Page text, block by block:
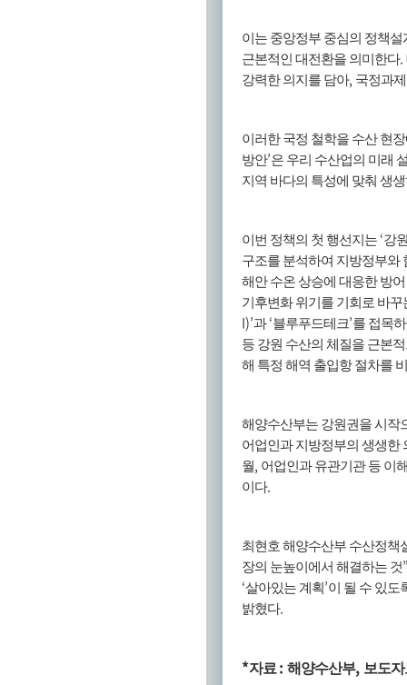
이는 중앙정부 중심의 정책설
근본적인 대전환을 의미한다.
강력한 의지를 담아, 국정과
이러한 국정 철학을 수산 현
방안’은 우리 수산업의 미래
지역 바다의 특성에 맞춰 생
이번 정책의 첫 행선지는 ‘강
구조를 분석하여 지방정부와
해안 수온 상승에 대응한 방
기후변화 위기를 기회로 바
I)’과‘블루푸드테크’를 접목
등 강원 수산의 체질을 근본
해 특정 해역 출입항 절차를
해양수산부는 강원권을 시작
어업인과 지방정부의 생생한
월, 어업인과 유관기관 등 이
이다.
최현호 해양수산부 수산정책
장의 눈높이에서 해결하는 것
‘살아있는 계획’이 될 수 있도
밝혔다.
*자료 : 해양수산부, 보도